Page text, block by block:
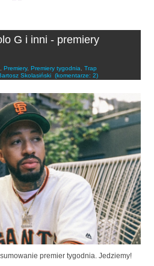
G i inni - premiery
Premiery, Premiery tygodnia
Trap
Skolasiński (komentarze: 2)
premier tygodnia. Jedziemy!